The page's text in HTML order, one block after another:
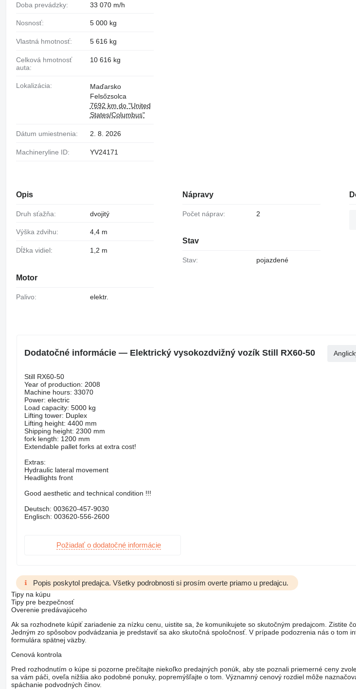
Doba prevádzky: 33 070 m/h
Nosnosť: 5 000 kg
Vlastná hmotnosť: 5 616 kg
Celková hmotnosť
auta:
10 616 kg
Lokalizácia:
Maďarsko
Felsőzsolca
7692 km do "United
States/Columbus"
Dátum umiestnenia: 2. 8. 2026
Machineryline ID: YV24171
Opis
Druh sťažňa: dvojitý
Výška zdvihu: 4,4 m
Dĺžka vidiel: 1,2 m
Motor
Palivo: elektr.
Nápravy
Počet náprav: 2
Stav
Stav: pojazdené
Dodatočné informácie — Elektrický vysokozdvižný vozík Still RX60-50
Still RX60-50
Year of production: 2008
Machine hours: 33070
Power: electric
Load capacity: 5000 kg
Lifting tower: Duplex
Lifting height: 4400 mm
Shipping height: 2300 mm
fork length: 1200 mm
Extendable pallet forks at extra cost!
Extras:
Hydraulic lateral movement
Headlights front
Good aesthetic and technical condition !!!
Deutsch: 003620-457-9030
Englisch: 003620-556-2600
Požiadať o dodatočné informácie
Popis poskytol predajca. Všetky podrobnosti si prosím overte priamo u predajcu.
Tipy na kúpu
Tipy pre bezpečnosť
Overenie predávajúceho
Ak sa rozhodnete kúpiť zariadenie za nízku cenu, uistite sa, že komunikujete so skutočným predajcom. Zistite
Jedným zo spôsobov podvádzania je predstaviť sa ako skutočná spoločnosť. V prípade podozrenia nás o tom
formulára spätnej väzby.
Cenová kontrola
Pred rozhodnutím o kúpe si pozorne prečítajte niekoľko predajných ponúk, aby ste poznali priemerné ceny
sa vám páči, oveľa nižšia ako podobné ponuky, popremýšľajte o tom. Významný cenový rozdiel môže
spáchanie podvodných činov.